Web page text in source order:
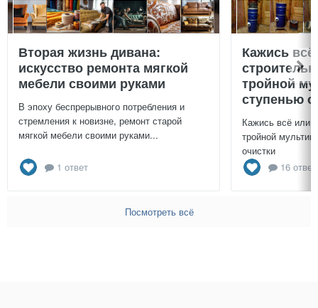
Вторая жизнь дивана:
искусство ремонта мягкой
мебели своими руками
В эпоху беспрерывного потребления и
стремления к новизне, ремонт старой
мягкой мебели своими руками...
1 ответ
Кажись
тройной
ступенью
Кажись всё или
тройной
очистки
16
Посмотреть всё